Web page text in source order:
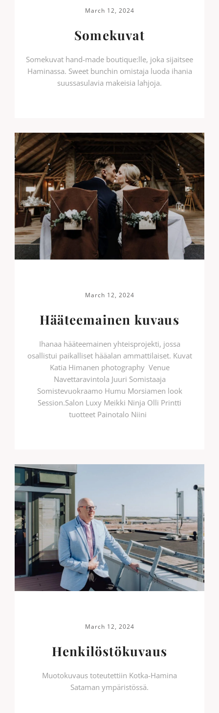
March 12, 2024
Somekuvat
Somekuvat hand-made boutique:lle, joka sijaitsee
Haminassa. Sweet bunchin omistaja luoda ihania
suussasulavia makeisia lahjoja.
March 12, 2024
Hääteemainen kuvaus
Ihanaa hääteemainen yhteisprojekti, jossa
osallistui paikalliset hääalan ammattilaiset. Kuvat
Katia Himanen photography Venue
Navettaravintola Juuri Somistaaja
Somistevuokraamo Humu Morsiamen look
Session.Salon Luxy Meikki Ninja Olli Printti
tuotteet Painotalo Niini
March 12, 2024
Henkilöstökuvaus
Muotokuvaus toteutettiin Kotka-Hamina
Sataman ympäristössä.